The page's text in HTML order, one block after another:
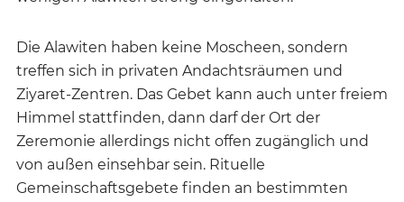
Die Alawiten haben keine Moscheen, sondern
treffen sich in privaten Andachtsräumen und
Ziyaret-Zentren. Das Gebet kann auch unter freiem
Himmel stattfinden, dann darf der Ort der
Zeremonie allerdings nicht offen zugänglich und
von außen einsehbar sein. Rituelle
Gemeinschaftsgebete finden an bestimmten